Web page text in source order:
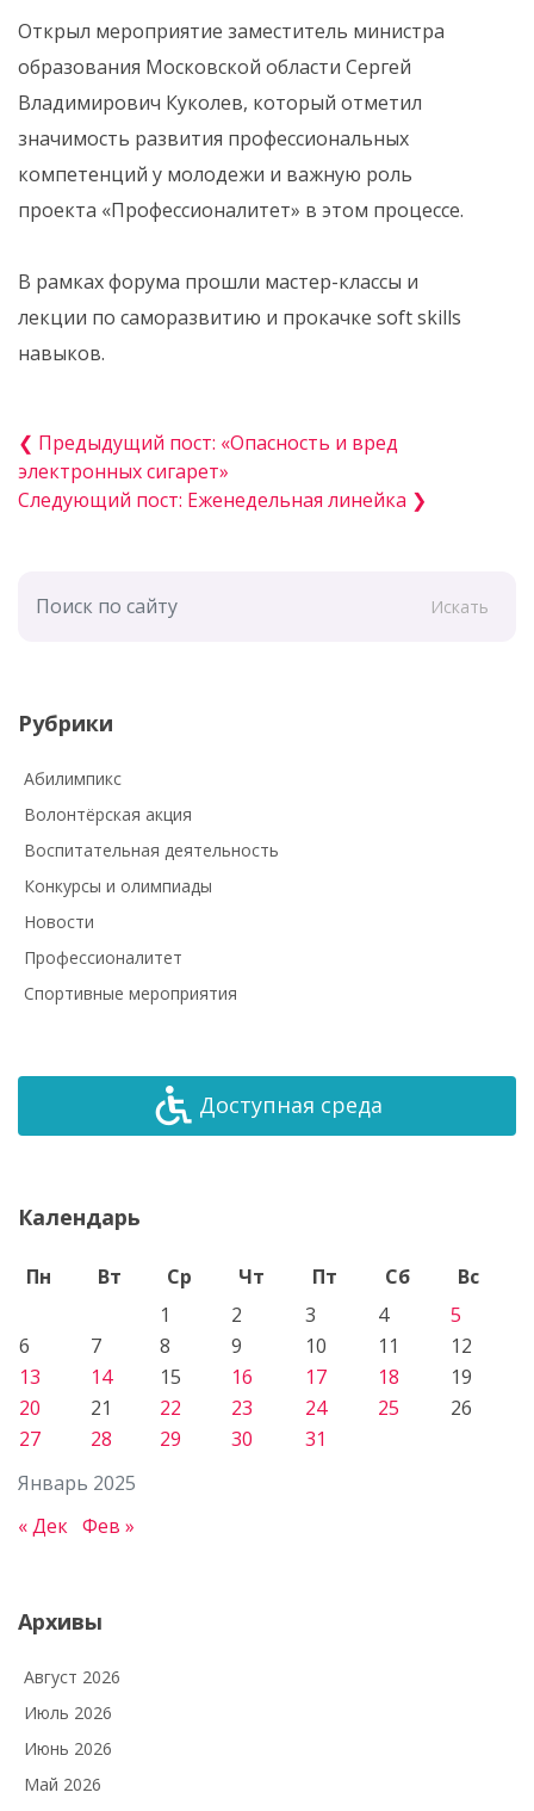
Открыл мероприятие заместитель министра
образования Московской области Сергей
Владимирович Куколев, который отметил
значимость развития профессиональных
компетенций у молодежи и важную роль
проекта «Профессионалитет» в этом процессе.
В рамках форума прошли мастер-классы и
лекции по саморазвитию и прокачке soft skills
навыков.
❮ Предыдущий пост: «Опасность и вред
электронных сигарет»
Следующий пост: Еженедельная линейка ❯
Искать
Рубрики
Абилимпикс
Волонтёрская акция
Воспитательная деятельность
Конкурсы и олимпиады
Новости
Профессионалитет
Спортивные мероприятия
Доступная среда
Календарь
Январь 2025
Пн Вт Ср Чт Пт Сб
Вс
1
2 3 4
5
6
7 8 9 10 11
12
13
14 15 16 17 18
19
20
21 22 23 24 25
26
27
28 29 30 31
« Дек Фев »
Архивы
Август 2026
Июль 2026
Июнь 2026
Май 2026